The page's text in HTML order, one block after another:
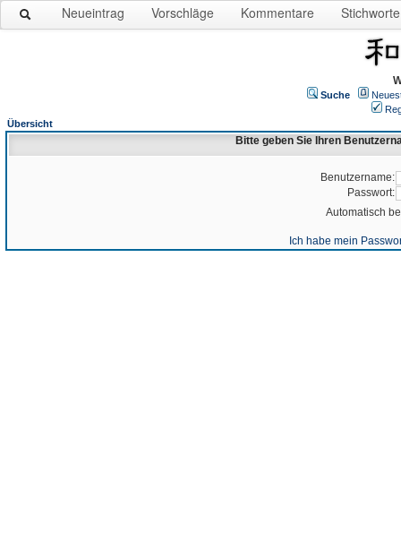
Neueintrag Vorschläge Kommentare Stichworte
Suche
Übersicht
Bitte geben Sie Ihren
Benutzername:
Passwort:
Automatisch
Ich habe mein